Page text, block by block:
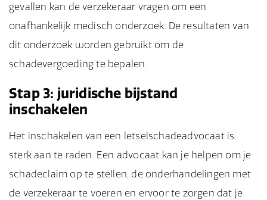
gevallen kan de verzekeraar vragen om een
onafhankelijk medisch onderzoek. De resultaten van
dit onderzoek worden gebruikt om de
schadevergoeding te bepalen.
Stap 3: juridische bijstand
inschakelen
Het inschakelen van een letselschadeadvocaat is
sterk aan te raden. Een advocaat kan je helpen om je
schadeclaim op te stellen, de onderhandelingen met
de verzekeraar te voeren en ervoor te zorgen dat je